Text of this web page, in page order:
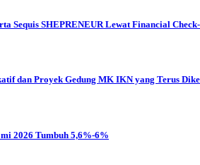
Sequis SHEPRENEUR Lewat Financial
dan Proyek Gedung MK IKN yang Terus
2026 Tumbuh 5,6%-6%